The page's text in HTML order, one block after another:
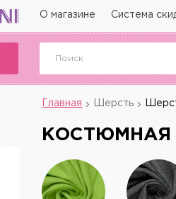
О магазине Система
Главная Шерсть
КОСТЮМНАЯ